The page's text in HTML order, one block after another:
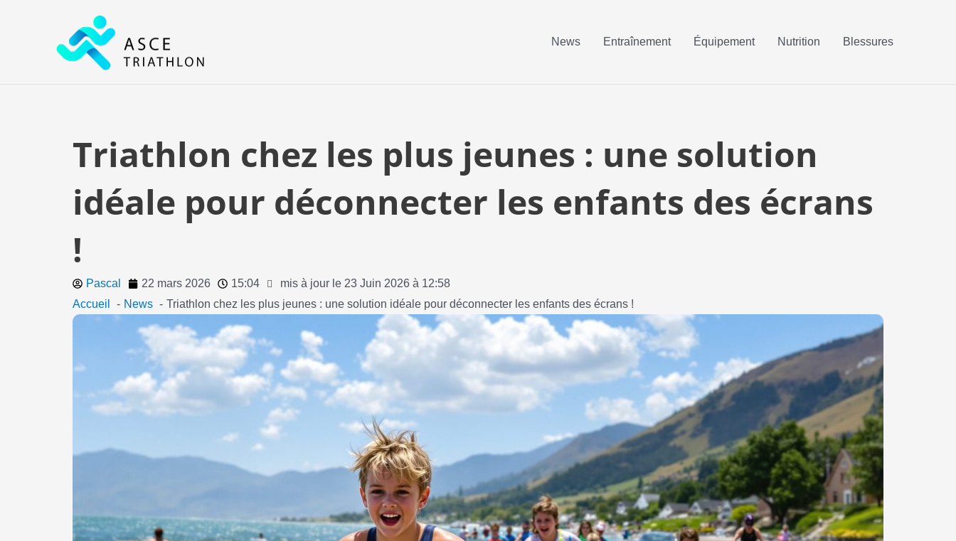
News Entraînement Équipement Nutrition Blessures
Triathlon chez les plus jeunes : une solution
idéale pour déconnecter les enfants des écrans
!
Pascal 22 mars 2026 15:04
mis à jour le 23 Juin 2026 à 12:58
Accueil
News Triathlon chez les plus jeunes : une solution idéale pour déconnecter les enfants des écrans !